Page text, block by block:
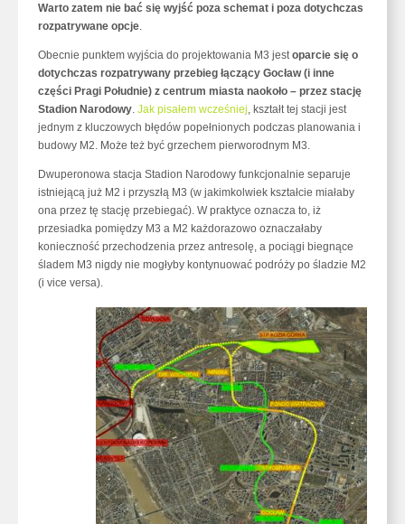
Warto zatem nie bać się wyjść poza schemat i poza dotychczas
rozpatrywane opcje.
Obecnie punktem wyjścia do projektowania M3 jestoparcie się o
dotychczas rozpatrywany przebieg łączący Gocław (i inne
części Pragi Południe) z centrum miasta naokoło – przez stację
Stadion Narodowy. Jak pisałem wcześniej, kształt tej stacji jest
jednym z kluczowych błędów popełnionych podczas planowania i
budowy M2. Może też być grzechem pierworodnym M3.
Dwuperonowa stacja Stadion Narodowy funkcjonalnie separuje
istniejącą już M2 i przyszłą M3 (w jakimkolwiek kształcie miałaby
ona przez tę stację przebiegać). W praktyce oznacza to, iż
przesiadka pomiędzy M3 a M2 każdorazowo oznaczałaby
konieczność przechodzenia przez antresolę, a pociągi biegnące
śladem M3 nigdy nie mogłyby kontynuować podróży po śladzie M2
(i vice versa).